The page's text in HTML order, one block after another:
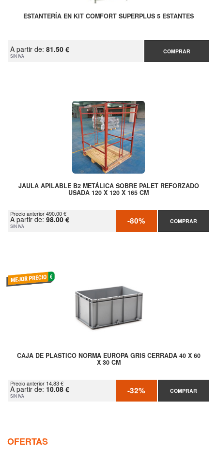
ESTANTERÍA EN KIT COMFORT SUPERPLUS 5 ESTANTES
A partir de: 81.50 €
SIN IVA
COMPRAR
JAULA APILABLE B2 METÁLICA SOBRE PALET REFORZADO
USADA 120 X 120 X 165 CM
Precio anterior 490.00 €
A partir de: 98.00 €
SIN IVA -80% COMPRAR
CAJA DE PLASTICO NORMA EUROPA GRIS CERRADA 40 X 60
X 30 CM
Precio anterior 14.83 €
A partir de: 10.08 €
SIN IVA -32% COMPRAR
OFERTAS